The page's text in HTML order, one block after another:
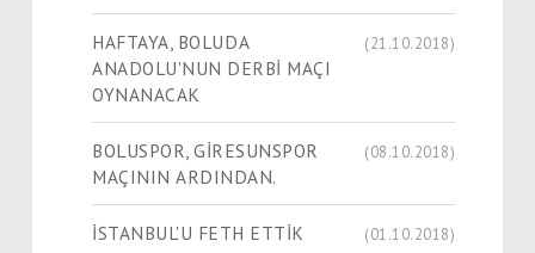
HAFTAYA, BOLUDA
ANADOLU'NUN DERBİ MAÇI
OYNANACAK
(21.10.2018)
BOLUSPOR, GİRESUNSPOR
MAÇININ ARDINDAN.
(08.10.2018)
İSTANBUL'U FETH ETTİK (01.10.2018)